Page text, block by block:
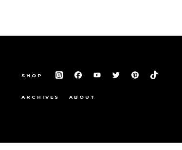
SHOP
ARCHIVES ABOUT